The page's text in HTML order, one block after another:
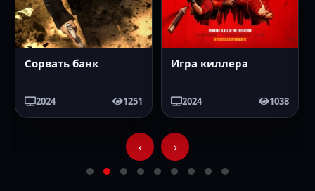
Сорвать банк
2024 1251
Игра киллера
2024 1038
‹ ›